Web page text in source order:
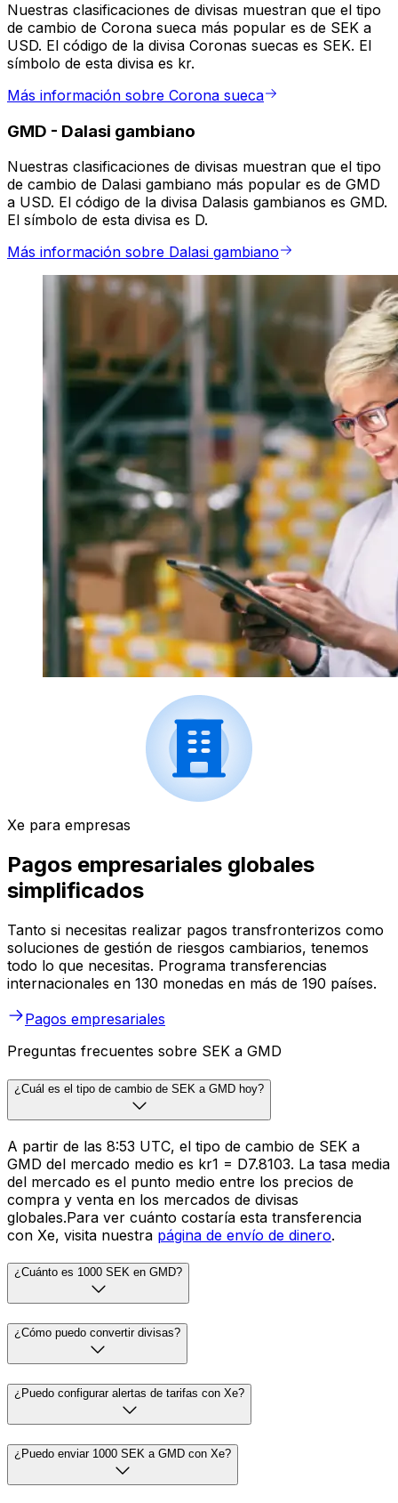
Nuestras clasificaciones de divisas muestran que el tipo
de cambio de Corona sueca más popular es de SEK a
USD. El código de la divisa Coronas suecas es SEK. El
símbolo de esta divisa es kr.
Más información sobre Corona sueca
GMD - Dalasi gambiano
Nuestras clasificaciones de divisas muestran que el tipo
de cambio de Dalasi gambiano más popular es de GMD
a USD. El código de la divisa Dalasis gambianos es GMD.
El símbolo de esta divisa es D.
Más información sobre Dalasi gambiano
Xe para empresas
Pagos empresariales globales
simplificados
Tanto si necesitas realizar pagos transfronterizos como
soluciones de gestión de riesgos cambiarios, tenemos
todo lo que necesitas. Programa transferencias
internacionales en 130 monedas en más de 190 países.
Pagos empresariales
Preguntas frecuentes sobre SEK a GMD
¿Cuál es el tipo de cambio de SEK a GMD hoy?
A partir de las 8:53 UTC, el tipo de cambio de SEK a
GMD del mercado medio es kr1 = D7.8103. La tasa media
del mercado es el punto medio entre los precios de
compra y venta en los mercados de divisas
globales.Para ver cuánto costaría esta transferencia
con Xe, visita nuestra página de envío de dinero.
¿Cuánto es 1000 SEK en GMD?
¿Cómo puedo convertir divisas?
¿Puedo configurar alertas de tarifas con Xe?
¿Puedo enviar 1000 SEK a GMD con Xe?